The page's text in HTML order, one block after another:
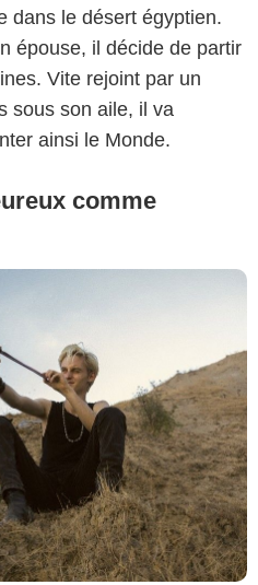
dans le désert égyptien.
épouse, il décide de partir
Vite rejoint par un
sous son aile, il va
ainsi le Monde.
comme